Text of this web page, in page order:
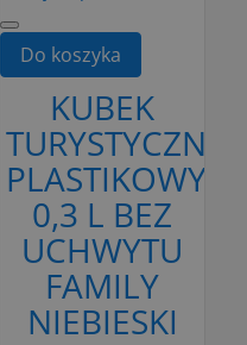
Do koszyka
KUBEK
TURYSTYCZNY
PLASTIKOWY
0,3 L BEZ
UCHWYTU
FAMILY
NIEBIESKI